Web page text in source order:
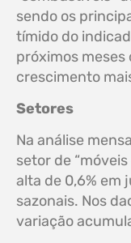
sendo os
tímido do
próximos
crescimento
Setores
Na análise
setor de
alta de 0,6% em
sazonais. Nos
variação